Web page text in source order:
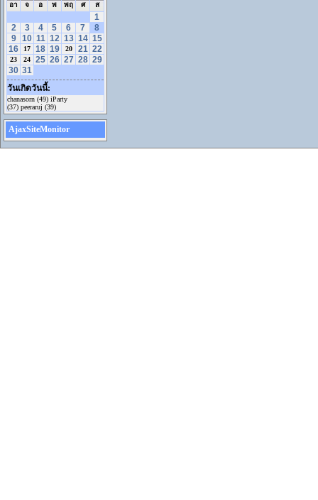
อา จ อ พ พฤ ศ ส
1
2
3 4 5 6 7
8
9
10 11 12 13 14 15
16
17 18 19 20 21 22
23 24 25 26 27 28 29
30 31
วันเกิดวันนี้:
chanasorn (49) iParty
(37) peeraruj (39)
AjaxSiteMonitor